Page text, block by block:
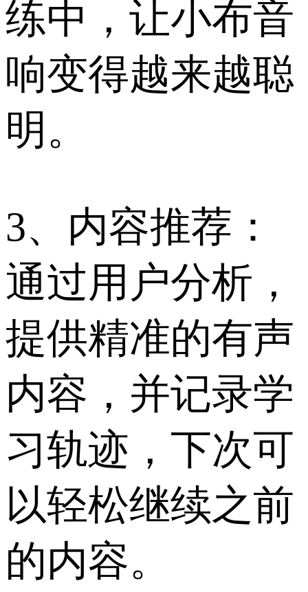
练中，让小布音
响变得越来越聪
明。
3、内容推荐：
通过用户分析，
提供精准的有声
内容，并记录学
习轨迹，下次可
以轻松继续之前
的内容。